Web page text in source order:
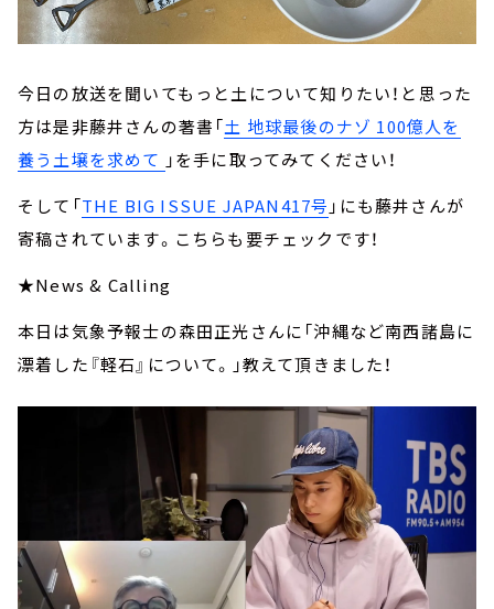
今日の放送を聞いてもっと土について知りたい！と思った
方は是非藤井さんの著書「土 地球最後のナゾ 100億人を
養う土壌を求めて 」を手に取ってみてください！
そして「THE BIG ISSUE JAPAN417号 」にも藤井さんが
寄稿されています。こちらも要チェックです！
★News & Calling
本日は気象予報士の森田正光さんに「沖縄など南西諸島に
漂着した『軽石』について。」教えて頂きました！